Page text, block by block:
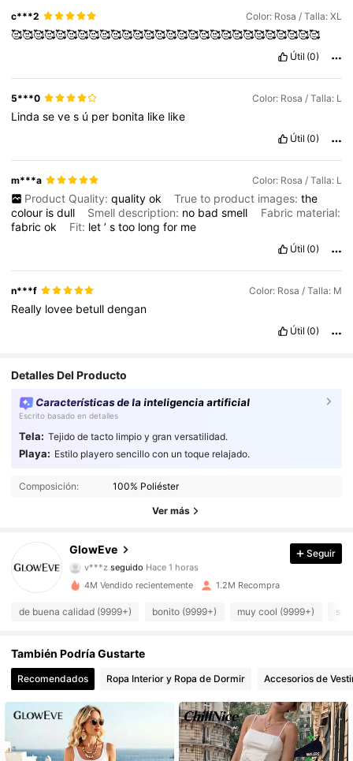
c***2 Color: Rosa / Talla: XL
🥰🥰🥰🥰🥰🥰🥰🥰🥰🥰🥰🥰🥰🥰🥰🥰🥰🥰🥰🥰🥰🥰🥰🥰🥰🥰🥰🥰
Útil (0)
5***0 Color: Rosa / Talla: L
Lindaseves ú per bonita like like
Útil (0)
m***a Color: Rosa / Talla: L
Product Quality: quality ok True to product images: the
colour isdull Smell description: no badsmell
Fabric material:
fabricok Fit: let’stoo longfor me
Útil (0)
n***f Color: Rosa / Talla: M
Really lovee betulldengan
Útil (0)
Detalles Del Producto
Características de la inteligencia artificial
Escrito basado en detalles
Tela: Tejido de tacto limpio y gran versatilidad.
Playa: Estilo playero sencillo con un toque relajado.
Composición: 100% Poliéster
Ver más
GlowEve
4.77 822K Seguidores
4.77
822K Seguidores
4.77 822K Seguidores
4.77 822K Seguidores
4.77 822K Seguidores
4.77 822K Seguidores
Seguir
4M Vendido recientemente 1.2M Recompra
de buena calidad (9999+) bonito (9999+) muy cool (9999+)
También Podría Gustarte
Recomendados Ropa Interior y Ropa de Dormir Accesorios de